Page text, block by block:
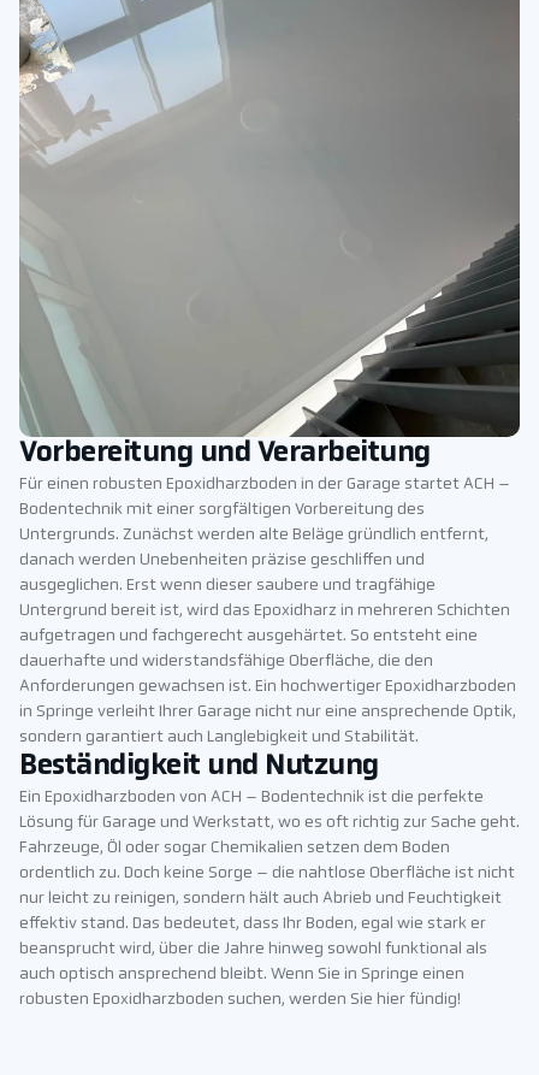
Vorbereitung und Verarbeitung
Für einen robusten Epoxidharzboden in der Garage startet ACH –
Bodentechnik mit einer sorgfältigen Vorbereitung des
Untergrunds. Zunächst werden alte Beläge gründlich entfernt,
danach werden Unebenheiten präzise geschliffen und
ausgeglichen. Erst wenn dieser saubere und tragfähige
Untergrund bereit ist, wird das Epoxidharz in mehreren Schichten
aufgetragen und fachgerecht ausgehärtet. So entsteht eine
dauerhafte und widerstandsfähige Oberfläche, die den
Anforderungen gewachsen ist. Ein hochwertiger Epoxidharzboden
in Springe verleiht Ihrer Garage nicht nur eine ansprechende Optik,
sondern garantiert auch Langlebigkeit und Stabilität.
Beständigkeit und Nutzung
Ein Epoxidharzboden von ACH – Bodentechnik ist die perfekte
Lösung für Garage und Werkstatt, wo es oft richtig zur Sache geht.
Fahrzeuge, Öl oder sogar Chemikalien setzen dem Boden
ordentlich zu. Doch keine Sorge – die nahtlose Oberfläche ist nicht
nur leicht zu reinigen, sondern hält auch Abrieb und Feuchtigkeit
effektiv stand. Das bedeutet, dass Ihr Boden, egal wie stark er
beansprucht wird, über die Jahre hinweg sowohl funktional als
auch optisch ansprechend bleibt. Wenn Sie in Springe einen
robusten Epoxidharzboden suchen, werden Sie hier fündig!